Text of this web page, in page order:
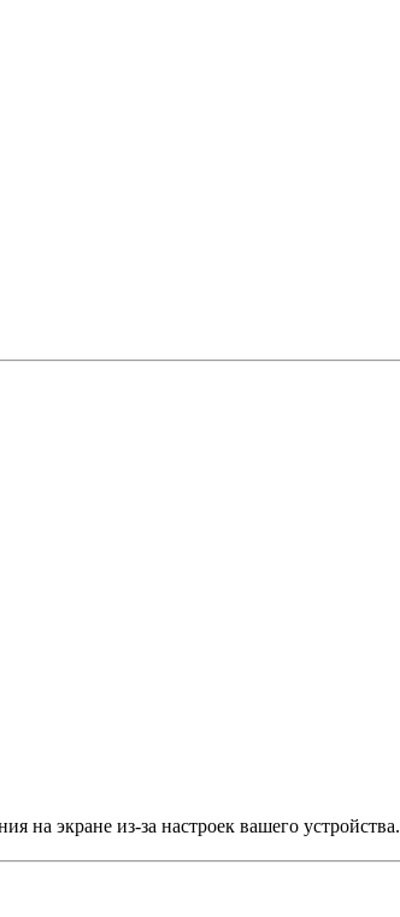
на экране из-за настроек вашего устройства.